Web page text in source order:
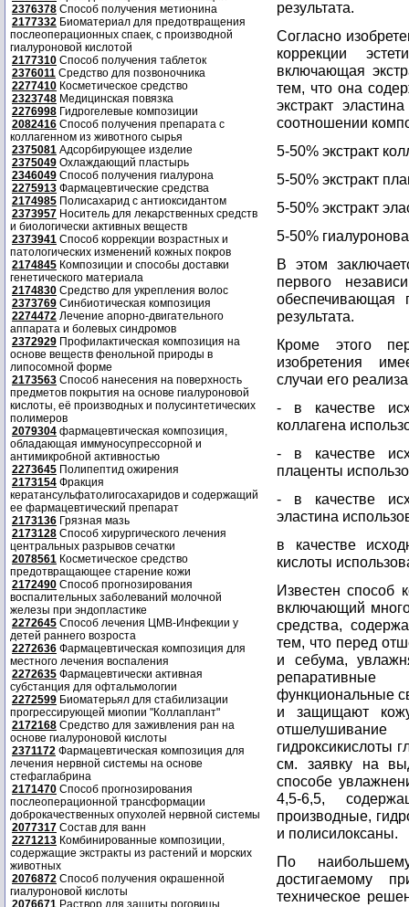
2376378 Способ получения метионина
2177332 Биоматериал для предотвращения
послеоперационных спаек, с производной
гиалуроновой кислотой
2177310 Способ получения таблеток
2376011 Средство для позвоночника
2277410 Косметическое средство
2323748 Медицинская повязка
2276998 Гидрогелевые композиции
2082416 Способ получения препарата с
коллагенном из животного сырья
2375081 Адсорбирующее изделие
2375049 Охлаждающий пластырь
2346049 Способ получения гиалурона
2275913 Фармацевтические средства
2174985 Полисахарид с антиоксидантом
2373957 Носитель для лекарственных средств
и биологически активных веществ
2373941 Способ коррекции возрастных и
патологических изменений кожных покров
2174845 Композиции и способы доставки
генетического материала
2174830 Средство для укрепления волос
2373769 Синбиотическая композиция
2274472 Лечение апорно-двигательного
аппарата и болевых синдромов
2372929 Профилактическая композиция на
основе веществ фенольной природы в
липосомной форме
2173563 Способ нанесения на поверхность
предметов покрытия на основе гиалуроновой
кислоты, её производных и полусинтетических
полимеров
2079304 фармацевтическая композиция,
обладающая иммуносупрессорной и
антимикробной активностью
2273645 Полипептид ожирения
2173154 Фракция
кератансульфатолигосахаридов и содержащий
ее фармацевтический препарат
2173136 Грязная мазь
2173128 Способ хирургического лечения
центральных разрывов сечатки
2078561 Косметическое средство
предотвращающее старение кожи
2172490 Способ прогнозирования
воспалительных заболеваний молочной
железы при эндопластике
2272645 Способ лечения ЦМВ-Инфекции у
детей раннего возроста
2272636 Фармацевтическая композиция для
местного лечения воспаления
2272635 Фармацевтически активная
субстанция для офтальмологии
2272599 Биоматерьял для стабилизации
прогрессирующей миопии "Коллаплант"
2172168 Средство для заживления ран на
основе гиалуроновой кислоты
2371172 Фармацевтическая композиция для
лечения нервной системы на основе
стефаглабрина
2171470 Способ прогнозирования
послеоперационной трансформации
доброкачественных опухолей нервной системы
2077317 Состав для ванн
2271213 Комбинированные композиции,
содержащие экстракты из растений и морских
животных
2076872 Способ получения окрашенной
гиалуроновой кислоты
2076671 Раствор для защиты роговицы
результата.
Согласно
коррекции
включающая
тем, что она
экстракт
соотношении
5-50% экстракт
5-50% экстракт
5-50% экстракт
5-50%
В этом
первого
обеспечивающая
результата.
Кроме этого
изобретения
случаи его
- в качестве
коллагена
- в качестве
плаценты
- в качестве
эластина
в качестве
кислоты
Известен способ
включающий
средства,
тем, что перед
и себума,
функциональные
и защищают
гидроксикислоты
см. заявку на
способе
4,5-6,5,
производные,
и полисилоксаны.
По
достигаемому
техническое